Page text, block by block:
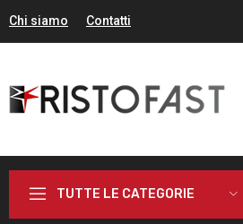
Chi siamo Contatti
TUTTE LE CATEGORIE